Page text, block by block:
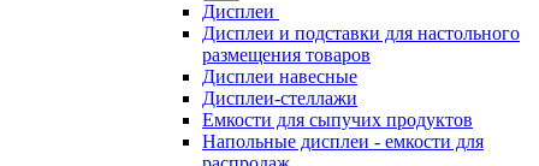
Дисплеи
Дисплеи и подставки для настольного
размещения товаров
Дисплеи навесные
Дисплеи-стеллажи
Емкости для сыпучих продуктов
Напольные дисплеи - емкости для